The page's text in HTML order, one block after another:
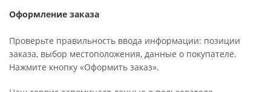
Оформление заказа
Проверьте правильность ввода информации: позиции
заказа, выбор местоположения, данные о покупателе.
Нажмите кнопку «Оформить заказ».